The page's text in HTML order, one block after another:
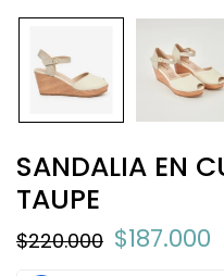
SANDALIA EN
TAUPE
$220.000 $187.000